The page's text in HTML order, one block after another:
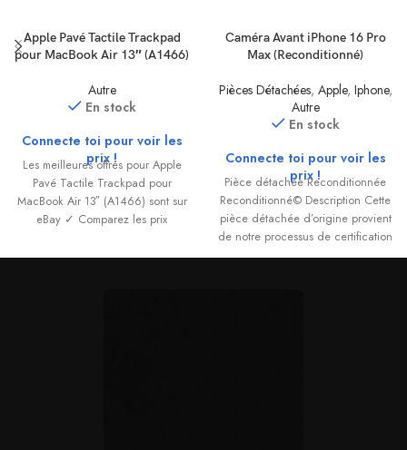
Apple Pavé Tactile Trackpad
pour MacBook Air 13″ (A1466)
Autre
En stock
Connecte toi pour voir les
prix !
Les meilleures offres pour Apple
Pavé Tactile Trackpad pour
MacBook Air 13″ (A1466) sont sur
eBay ✓ Comparez les prix
Caméra Avant iPhone 16 Pro
Max (Reconditionné)
Pièces Détachées, Apple, Iphone,
Autre
En stock
Connecte toi pour voir les
prix !
Pièce détachée Reconditionnée
Reconditionné© Description Cette
pièce détachée d’origine provient
de notre processus de certification
Reconditionné©. Chaque